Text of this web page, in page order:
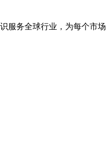
服务全球行业，为每个市场